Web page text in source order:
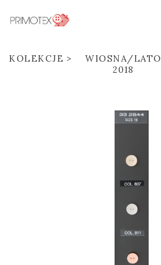
KOLEKCJE
WIOSNA/LATO
2018